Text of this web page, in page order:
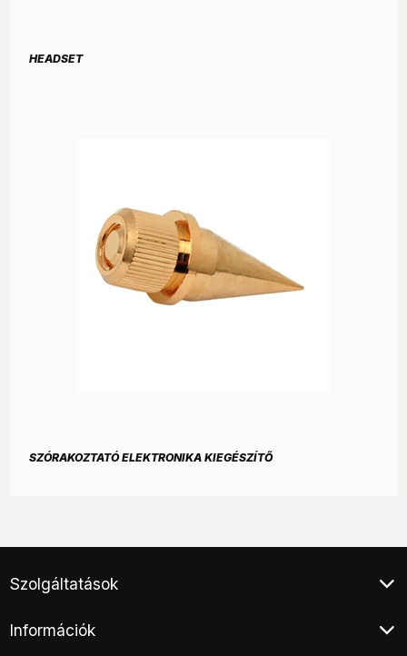
HEADSET
SZÓRAKOZTATÓ ELEKTRONIKA KIEGÉSZÍTŐ
Szolgáltatások
Végleges adattörlés
Információk